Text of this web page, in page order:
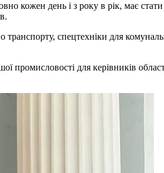
кожен день і з року в рік, має
спецтехніки для
для керівників